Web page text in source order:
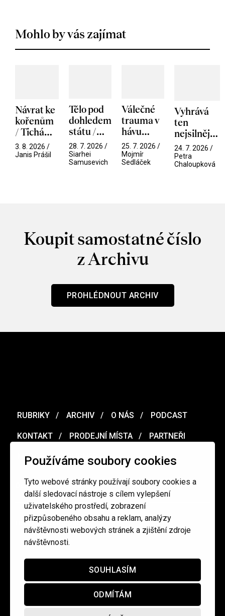
Používáme soubory cookies
Tyto webové stránky používají soubory cookies a
další sledovací nástroje s cílem vylepšení
uživatelského prostředí, zobrazení
přizpůsobeného obsahu a reklam, analýzy
návštěvnosti webových stránek a zjištění zdroje
návštěvnosti.
SOUHLASÍM
ODMÍTÁM
Mohlo by vás zajímat
Návrat ke
kořenům
/ Tichá
přítelkyně
3. 8. 2026 /
Janis Prášil
Tělo pod
dohledem
státu /
Pramen
28. 7. 2026 /
Siarhei
Samusevich
Válečné
trauma v
hávu
spektáklu
/ Odyssea
25. 7. 2026 /
Mojmír
Sedláček
Vyhrává
ten
nejsilnější
/ V nitru
manosféry
24. 7. 2026 /
Petra
Chaloupková
Koupit samostatné číslo
z Archivu
PROHLÉDNOUT ARCHIV
RUBRIKY ARCHIV O NÁS PODCAST
KONTAKT PRODEJNÍ MÍSTA PARTNEŘI
MERCH VOUCHER
Ochrana osobních údajů / Obchodní podmínky
redakce@cinepur.cz